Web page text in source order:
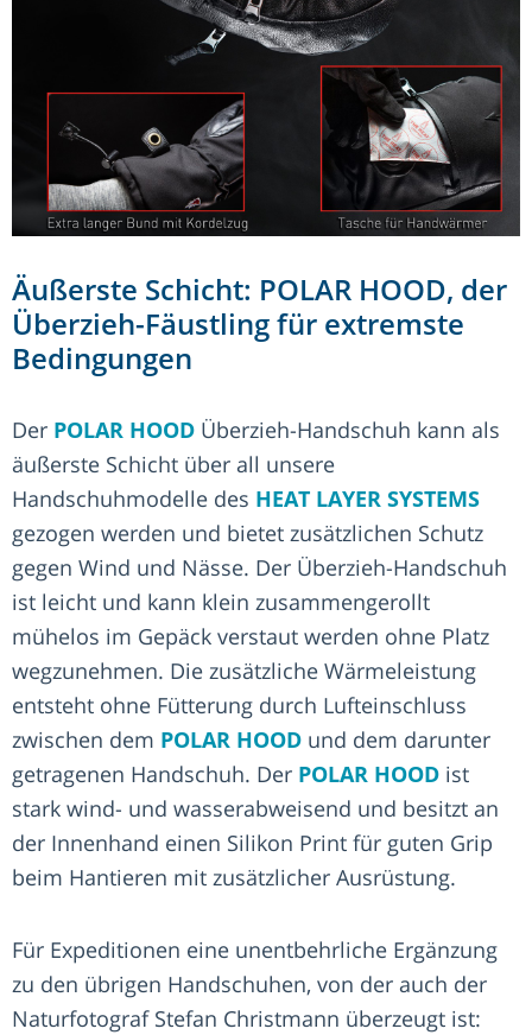
Äußerste Schicht: POLAR HOOD, der
Überzieh-Fäustling für extremste
Bedingungen
Der POLAR HOOD Überzieh-Handschuh kann als
äußerste Schicht über all unsere
Handschuhmodelle des HEAT LAYER SYSTEMS
gezogen werden und bietet zusätzlichen Schutz
gegen Wind und Nässe. Der Überzieh-Handschuh
ist leicht und kann klein zusammengerollt
mühelos im Gepäck verstaut werden ohne Platz
wegzunehmen. Die zusätzliche Wärmeleistung
entsteht ohne Fütterung durch Lufteinschluss
zwischen dem POLAR HOOD und dem darunter
getragenen Handschuh. Der POLAR HOOD ist
stark wind- und wasserabweisend und besitzt an
der Innenhand einen Silikon Print für guten Grip
beim Hantieren mit zusätzlicher Ausrüstung.
Für Expeditionen eine unentbehrliche Ergänzung
zu den übrigen Handschuhen, von der auch der
Naturfotograf Stefan Christmann überzeugt ist: